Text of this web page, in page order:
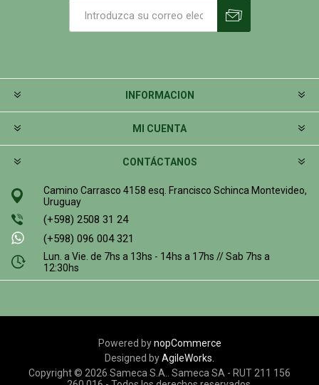
INFORMACION
MI CUENTA
CONTÁCTANOS
Camino Carrasco 4158 esq. Francisco Schinca Montevideo,
Uruguay
(+598) 2508 31 24
(+598) 096 004 321
Lun. a Vie. de 7hs a 13hs - 14hs a 17hs // Sab 7hs a
12:30hs
Powered bynopCommerce
Designed byAgileWorks.
Copyright © 2026 Sameca S.A.. Sameca SA - RUT 211 156